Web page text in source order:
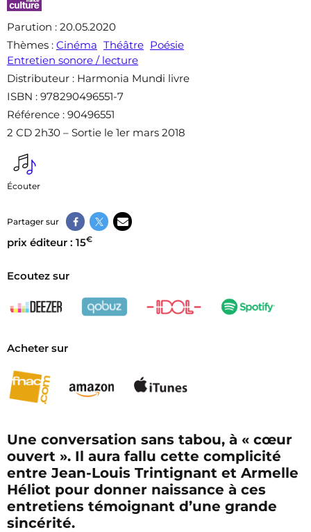
Parution : 20.05.2020
Thèmes : Cinéma Théâtre Poésie
Entretien sonore / lecture
Distributeur : Harmonia Mundi livre
ISBN : 978290496551-7
Référence : 90496551
2 CD 2h30 – Sortie le 1er mars 2018
Écouter
Partager sur
prix éditeur : 15€
Ecoutez sur
Acheter sur
Une conversation sans tabou, à « cœur
ouvert ». Il aura fallu cette complicité
entre Jean-Louis Trintignant et Armelle
Héliot pour donner naissance à ces
entretiens témoignant d’une grande
sincérité.